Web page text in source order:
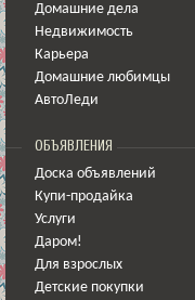
Домашние дела
Недвижимость
Карьера
Домашние любимцы
АвтоЛеди
ОБЪЯВЛЕНИЯ
Доска объявлений
Купи-продайка
Услуги
Даром!
Для взрослых
Детские покупки